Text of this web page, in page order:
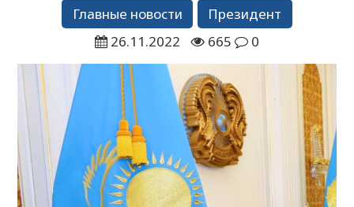
Главные новости
Президент
26.11.2022
665 0